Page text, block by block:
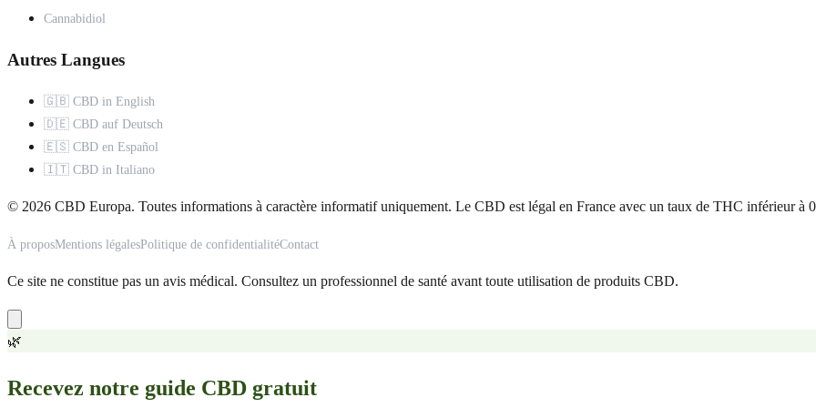
Cannabidiol
Autres Langues
🇬🇧 CBD in English
🇩🇪 CBD auf Deutsch
🇪🇸 CBD en Español
🇮🇹 CBD in Italiano
© 2026 CBD Europa. Toutes informations à caractère informatif uniquement. Le CBD est légal en France avec un taux de THC inférieur à
À proposMentions légalesPolitique de confidentialitéContact
Ce site ne constitue pas un avis médical. Consultez un professionnel de santé avant toute utilisation de produits CBD.
🌿
Recevez notre guide CBD gratuit